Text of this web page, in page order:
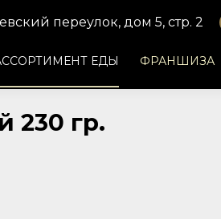
переулок, дом 5, стр. 2
ЕДЫ ФРАНШИЗА
230 гр.